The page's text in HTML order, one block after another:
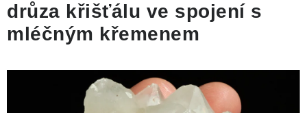
BROUŠENÉ
drůza křišťálu ve spojení s
mléčným křemenem